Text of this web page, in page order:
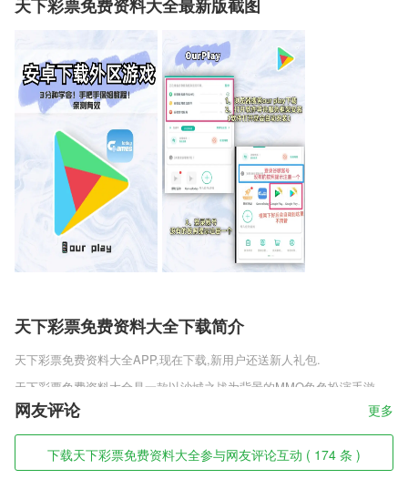
天下彩票免费资料大全最新版截图
天下彩票免费资料大全下载简介
天下彩票免费资料大全APP,现在下载,新用户还送新人礼包.
天下彩票免费资料大全是一款以沙城之战为背景的MMO角色扮演手游，
采取的单职业的玩法，在这里你是一个战士，但你有自己的帮手法师和道
士，上古灵兽帮助你摆摊买卖装备和武器，沙城争霸大战，获胜的玩家
你将取得最高的荣耀。
天下彩票免费资料大全软件特色
网友评论 更多
下载天下彩票免费资料大全参与网友评论互动 ( 174 条 )